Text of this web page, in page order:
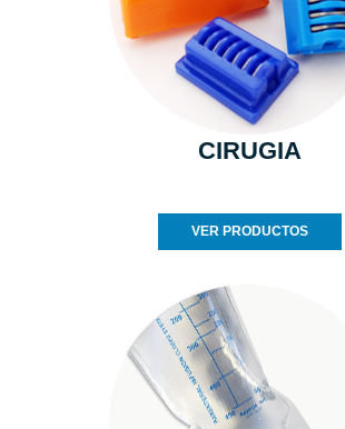
CIRUGIA
VER PRODUCTOS